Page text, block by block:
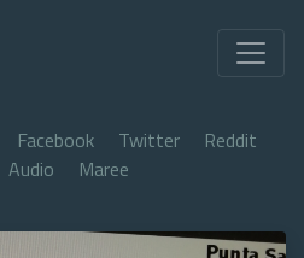
Facebook Twitter
Reddit
Audio Maree